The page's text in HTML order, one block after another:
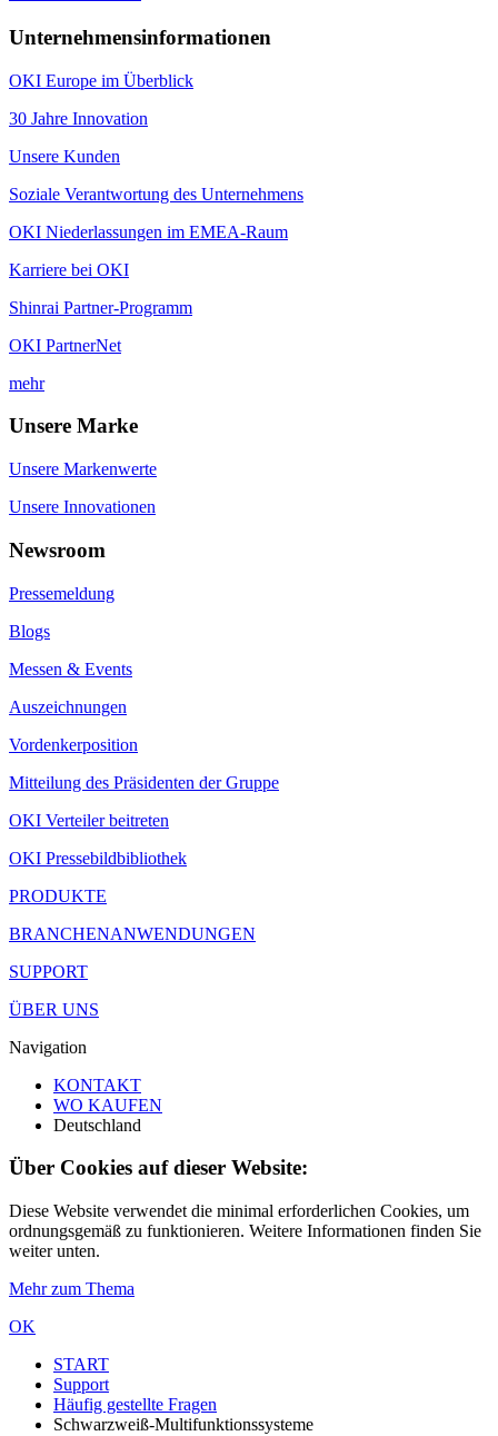
Unternehmensinformationen
OKI Europe im Überblick
30 Jahre Innovation
Unsere Kunden
Soziale Verantwortung des Unternehmens
OKI Niederlassungen im EMEA-Raum
Karriere bei OKI
Shinrai Partner-Programm
OKI PartnerNet
mehr
Unsere Marke
Unsere Markenwerte
Unsere Innovationen
Newsroom
Pressemeldung
Blogs
Messen & Events
Auszeichnungen
Vordenkerposition
Mitteilung des Präsidenten der Gruppe
OKI Verteiler beitreten
OKI Pressebildbibliothek
PRODUKTE
BRANCHENANWENDUNGEN
SUPPORT
ÜBER UNS
Navigation
KONTAKT
WO KAUFEN
Deutschland
Über Cookies auf dieser Website:
Diese Website verwendet die minimal erforderlichen Cookies, um
ordnungsgemäß zu funktionieren. Weitere Informationen finden Sie
weiter unten.
Mehr zum Thema
OK
START
Support
Häufig gestellte Fragen
Schwarzweiß-Multifunktionssysteme